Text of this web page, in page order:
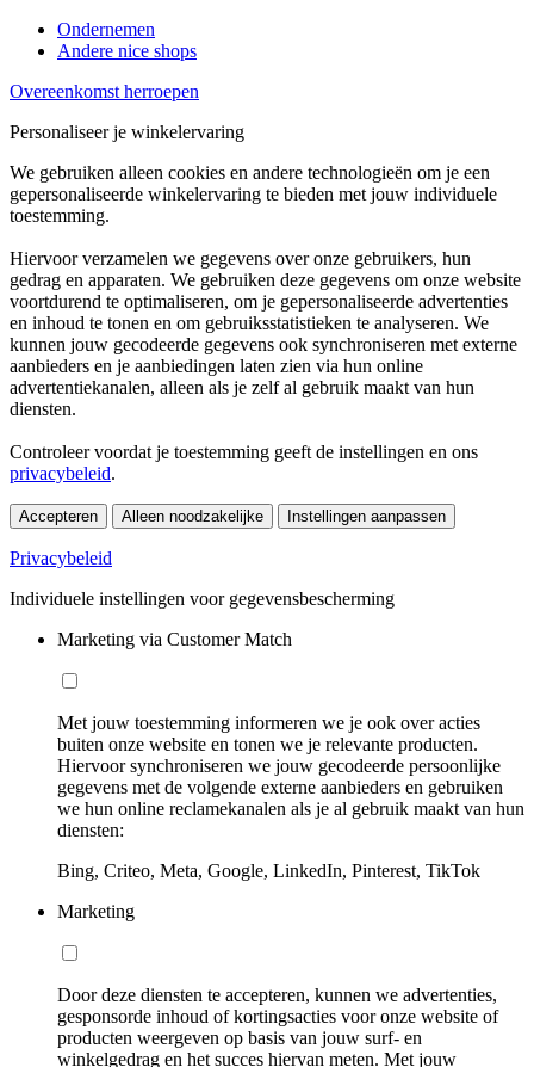
Ondernemen
Andere nice shops
Overeenkomst herroepen
Personaliseer je winkelervaring
We gebruiken alleen cookies en andere technologieën om je een
gepersonaliseerde winkelervaring te bieden met jouw individuele
toestemming.
Hiervoor verzamelen we gegevens over onze gebruikers, hun
gedrag en apparaten. We gebruiken deze gegevens om onze website
voortdurend te optimaliseren, om je gepersonaliseerde advertenties
en inhoud te tonen en om gebruiksstatistieken te analyseren. We
kunnen jouw gecodeerde gegevens ook synchroniseren met externe
aanbieders en je aanbiedingen laten zien via hun online
advertentiekanalen, alleen als je zelf al gebruik maakt van hun
diensten.
Controleer voordat je toestemming geeft de instellingen en ons
privacybeleid.
Accepteren Alleen noodzakelijke Instellingen aanpassen
Privacybeleid
Individuele instellingen voor gegevensbescherming
Marketing via Customer Match
Met jouw toestemming informeren we je ook over acties
buiten onze website en tonen we je relevante producten.
Hiervoor synchroniseren we jouw gecodeerde persoonlijke
gegevens met de volgende externe aanbieders en gebruiken
we hun online reclamekanalen als je al gebruik maakt van hun
diensten:
Bing, Criteo, Meta, Google, LinkedIn, Pinterest, TikTok
Marketing
Door deze diensten te accepteren, kunnen we advertenties,
gesponsorde inhoud of kortingsacties voor onze website of
producten weergeven op basis van jouw surf- en
winkelgedrag en het succes hiervan meten. Met jouw